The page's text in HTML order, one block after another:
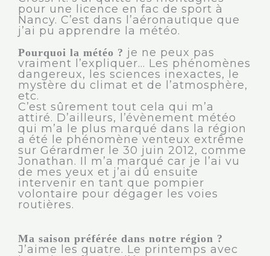
pour une licence en fac de sport à
Nancy. C’est dans l’aéronautique que
j’ai pu apprendre la météo.
Pourquoi la météo ? je ne peux pas
vraiment l’expliquer… Les phénomènes
dangereux, les sciences inexactes, le
mystère du climat et de l’atmosphère,
etc.
C’est sûrement tout cela qui m’a
attiré. D’ailleurs, l’évènement météo
qui m’a le plus marqué dans la région
a été le phénomène venteux extrême
sur Gérardmer le 30 juin 2012, comme
Jonathan. Il m’a marqué car je l’ai vu
de mes yeux et j’ai dû ensuite
intervenir en tant que pompier
volontaire pour dégager les voies
routières.
Ma saison préférée dans notre région ?
J’aime les quatre. Le printemps avec